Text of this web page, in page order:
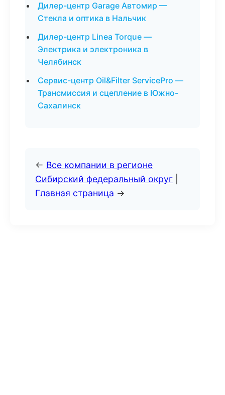
Дилер-центр Garage Автомир —
Стекла и оптика в Нальчик
Дилер-центр Linea Torque —
Электрика и электроника в
Челябинск
Сервис-центр Oil&Filter ServicePro —
Трансмиссия и сцепление в Южно-
Сахалинск
← Все компании в регионе
Сибирский федеральный округ
Главная страница →